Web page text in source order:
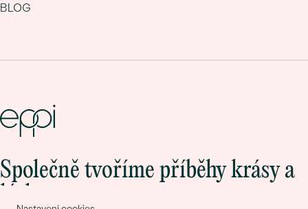
BLOG
Společně tvoříme příběhy krásy a